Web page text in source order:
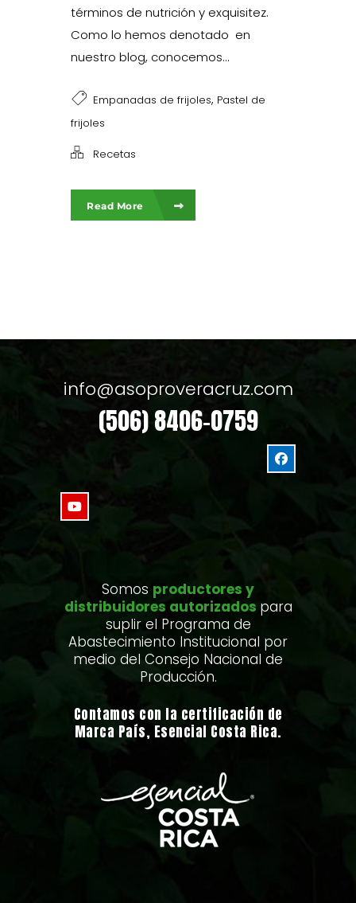
términos de nutrición y exquisitez.
Como lo hemos denotado en
nuestro blog, conocemos...
Empanadas de frijoles, Pastel de
frijoles
Recetas
Read More
info@asoproveracruz.com
(506) 8406-0759
Somos productores y
distribuidores autorizados para
suplir el Programa de
Abastecimiento Institucional por
medio del Consejo Nacional de
Producción.
Contamos con la certificación de
Marca País, Esencial Costa Rica.